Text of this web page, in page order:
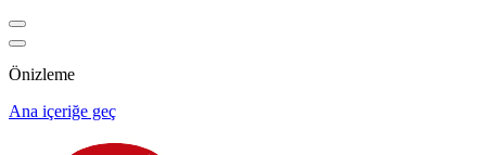
Önizleme
Ana içeriğe geç